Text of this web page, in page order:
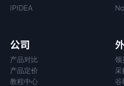
IPIDEA
公司
产品对比
产品定价
教程中心
领
采
谷